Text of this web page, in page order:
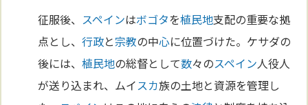
征服後、 スペインはボゴタを植民地支配の重要な拠
点とし、行政と宗教の中心に位置づけた。ケサダの
後には、植民地の総督として数々のスペイン人役人
が送り込まれ、ムイスカ族の土地と資源を管理し